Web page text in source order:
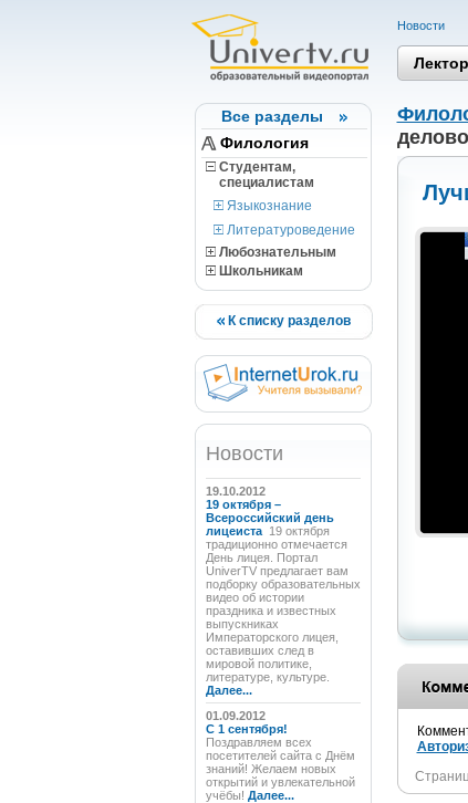
Все разделы
Филология
Студентам,
cпециалистам
Языкознание
Литературоведение
Любознательным
Школьникам
К списку разделов
Новости
19.10.2012
19 октября –
Всероссийский день
лицеиста 19 октября
традиционно отмечается
День лицея. Портал
UniverTV предлагает вам
подборку образовательных
видео об истории
праздника и известных
выпускниках
Императорского лицея,
оставивших след в
мировой политике,
литературе, культуре.
Далее...
01.09.2012
C 1 сентября!
Поздравляем всех
посетителей сайта с Днём
знаний! Желаем новых
открытий и увлекательной
учёбы! Далее...
Новости